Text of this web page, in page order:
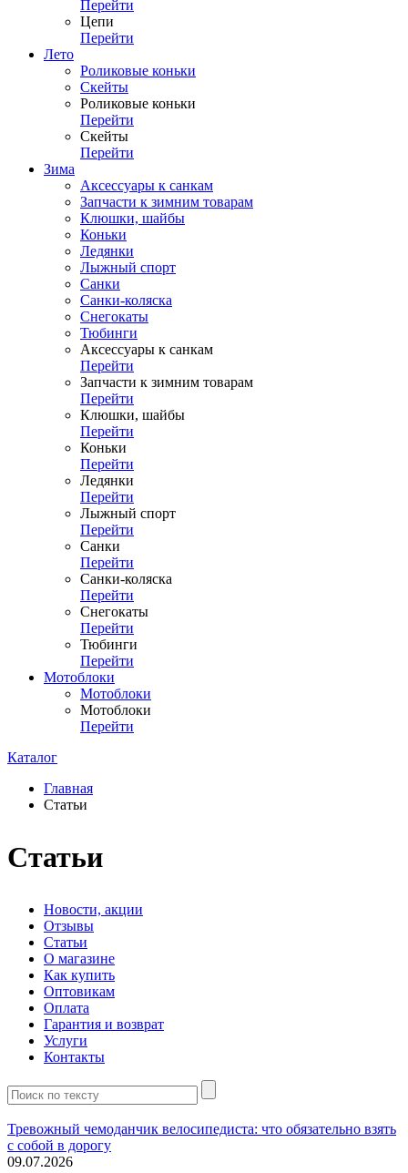
Перейти
Цепи
Перейти
Лето
Роликовые коньки
Скейты
Роликовые коньки
Перейти
Скейты
Перейти
Зима
Аксессуары к санкам
Запчасти к зимним товарам
Клюшки, шайбы
Коньки
Ледянки
Лыжный спорт
Санки
Санки-коляска
Снегокаты
Тюбинги
Аксессуары к санкам
Перейти
Запчасти к зимним товарам
Перейти
Клюшки, шайбы
Перейти
Коньки
Перейти
Ледянки
Перейти
Лыжный спорт
Перейти
Санки
Перейти
Санки-коляска
Перейти
Снегокаты
Перейти
Тюбинги
Перейти
Мотоблоки
Мотоблоки
Мотоблоки
Перейти
Каталог
Главная
Статьи
Статьи
Новости, акции
Отзывы
Статьи
О магазине
Как купить
Оптовикам
Оплата
Гарантия и возврат
Услуги
Контакты
Тревожный чемоданчик велосипедиста: что обязательно взять
с собой в дорогу
09.07.2026